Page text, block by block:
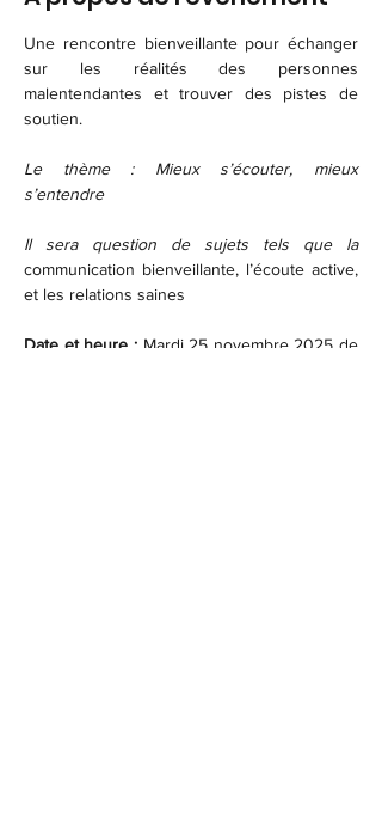
Une rencontre bienveillante pour échanger
sur les réalités des personnes
malentendantes et trouver des pistes de
soutien.
Le thème : Mieux s’écouter, mieux
s’entendre
Il sera question de sujets tels que la
communication bienveillante, l’écoute active,
et les relations saines
Date et heure : Mardi 25 novembre 2025 de